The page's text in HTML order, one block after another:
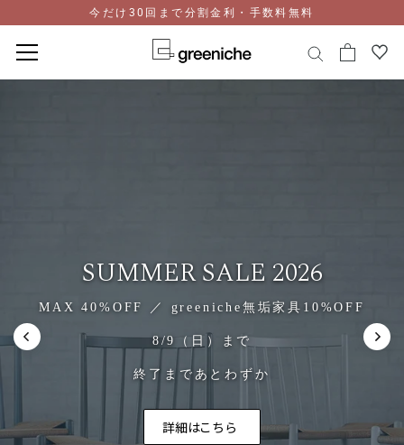
今だけ30回まで分割金利・手数料無料
SUMMER SALE 2026
MAX 40%OFF ／ greeniche無垢家具10%OFF
8/9（日）まで
終了まであとわずか
詳細はこちら